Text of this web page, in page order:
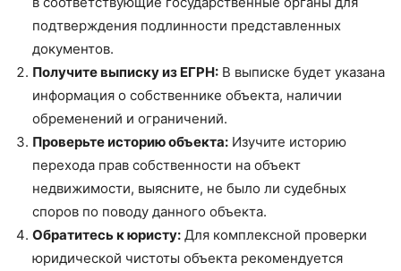
подтверждения подлинности представленных
документов.
Получите выписку из ЕГРН: В выписке будет указана
информация о собственнике объекта, наличии
обременений и ограничений.
Проверьте историю объекта: Изучите историю
перехода прав собственности на объект
недвижимости, выясните, не было ли судебных
споров по поводу данного объекта.
Обратитесь к юристу: Для комплексной проверки
юридической чистоты объекта рекомендуется